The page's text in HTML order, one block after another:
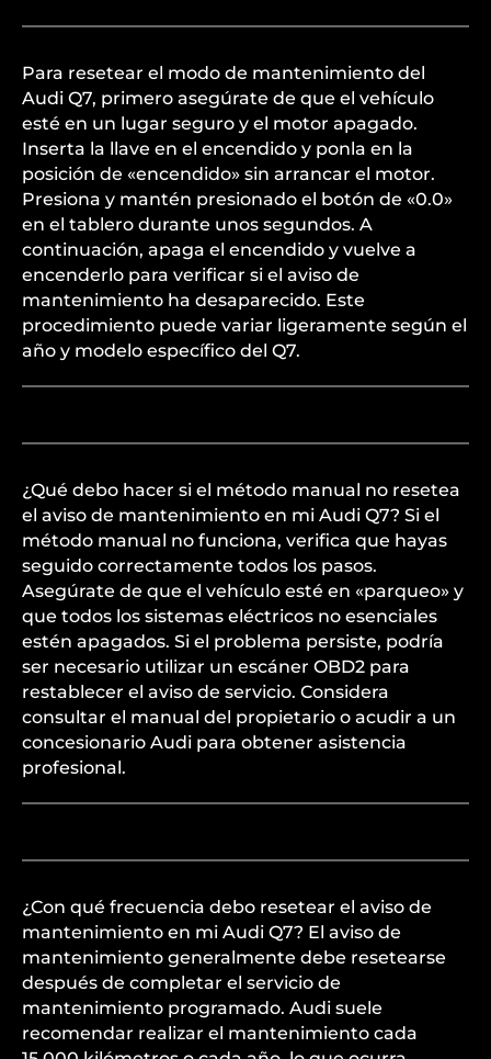
Para resetear el modo de mantenimiento del
Audi Q7, primero asegúrate de que el vehículo
esté en un lugar seguro y el motor apagado.
Inserta la llave en el encendido y ponla en la
posición de «encendido» sin arrancar el motor.
Presiona y mantén presionado el botón de «0.0»
en el tablero durante unos segundos. A
continuación, apaga el encendido y vuelve a
encenderlo para verificar si el aviso de
mantenimiento ha desaparecido. Este
procedimiento puede variar ligeramente según el
año y modelo específico del Q7.
¿Qué debo hacer si el método manual no resetea
el aviso de mantenimiento en mi Audi Q7? Si el
método manual no funciona, verifica que hayas
seguido correctamente todos los pasos.
Asegúrate de que el vehículo esté en «parqueo» y
que todos los sistemas eléctricos no esenciales
estén apagados. Si el problema persiste, podría
ser necesario utilizar un escáner OBD2 para
restablecer el aviso de servicio. Considera
consultar el manual del propietario o acudir a un
concesionario Audi para obtener asistencia
profesional.
¿Con qué frecuencia debo resetear el aviso de
mantenimiento en mi Audi Q7? El aviso de
mantenimiento generalmente debe resetearse
después de completar el servicio de
mantenimiento programado. Audi suele
recomendar realizar el mantenimiento cada